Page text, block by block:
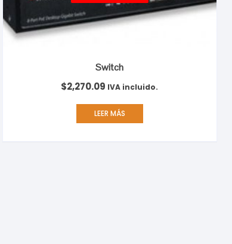
Switch
$2,270.09 IVA incluido.
LEER MÁS